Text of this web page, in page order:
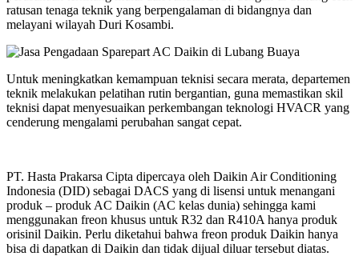
ratusan tenaga teknik yang berpengalaman di bidangnya dan
melayani wilayah Duri Kosambi.
Untuk meningkatkan kemampuan teknisi secara merata, departemen
teknik melakukan pelatihan rutin bergantian, guna memastikan skil
teknisi dapat menyesuaikan perkembangan teknologi HVACR yang
cenderung mengalami perubahan sangat cepat.
PT. Hasta Prakarsa Cipta dipercaya oleh Daikin Air Conditioning
Indonesia (DID) sebagai DACS yang di lisensi untuk menangani
produk – produk AC Daikin (AC kelas dunia) sehingga kami
menggunakan freon khusus untuk R32 dan R410A hanya produk
orisinil Daikin. Perlu diketahui bahwa freon produk Daikin hanya
bisa di dapatkan di Daikin dan tidak dijual diluar tersebut diatas.